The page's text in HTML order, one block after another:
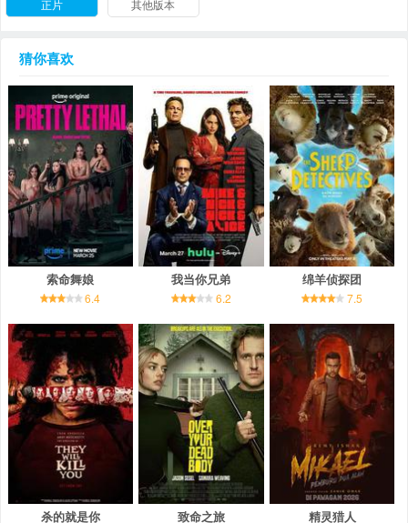
正片 其他版本
猜你喜欢
索命舞娘
6.4
我当你兄弟
6.2
绵羊侦探团
7.5
杀的就是你 致命之旅 精灵猎人